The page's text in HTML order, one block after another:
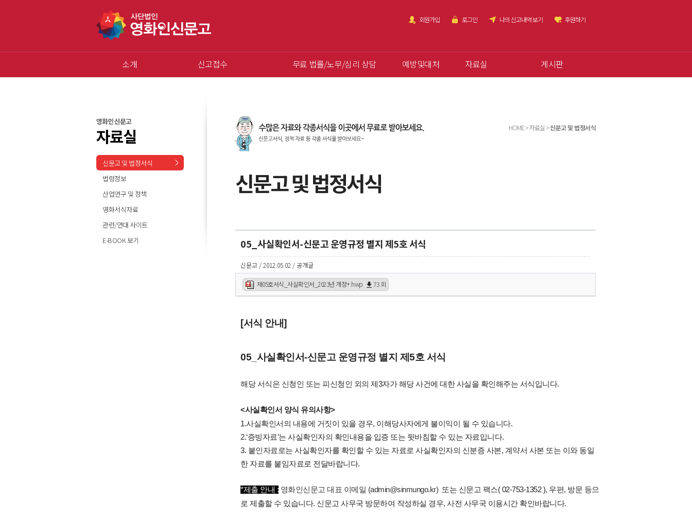
회원가입 로그인 나의 신고내역 보기 후원하기
소개 신고접수 무료 법률/노무/심리 상담 예방및대처 자료실 게시판
영화인 신문고
자료실
신문고 및 법정서식
법령정보
산업연구 및 정책
영화서식자료
관련/연대 사이트
E-BOOK 보기
HOME > 자료실 >신문고 및 법정서식
신문고 및 법정서식
05_사실확인서-신문고 운영규정 별지 제5호 서식
신문고 / 2012.05.02 / 공개글
제05호서식_사실확인서_2023년 개정+.hwp 73 회
[서식 안내]
05_사실확인서-신문고 운영규정 별지 제5호 서식
해당 서식은 신청인 또는 피신청인 외의 제3자가 해당 사건에 대한 사실을 확인해주는 서식입니다.
<사실확인서 양식 유의사항>
1.사실확인서의 내용에 거짓이 있을 경우, 이해당사자에게 불이익이 될 수 있습니다.
2.‘증빙자료’는 사실확인자의 확인내용을 입증 또는 뒷바침할 수 있는 자료입니다.
3. 붙인자료로는 사실확인자를 확인할 수 있는 자료로 사실확인자의 신분증 사본, 계약서 사본 또는 이와 동일
한 자료를 붙임자료로 전달바랍니다.
*제출 안내 : 영화인신문고 대표 이메일 (admin@sinmungo.kr) 또는 신문고 팩스( 02-753-1352 ), 우편, 방문 등으
로 제출할 수 있습니다. 신문고 사무국 방문하여 작성하실 경우, 사전 사무국 이용시간 확인바랍니다.